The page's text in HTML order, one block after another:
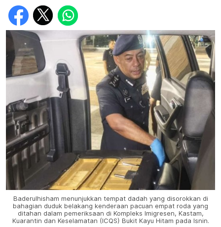
Baderulhisham menunjukkan tempat dadah yang disorokkan di
bahagian duduk belakang kenderaan pacuan empat roda yang
ditahan dalam pemeriksaan di Kompleks Imigresen, Kastam,
Kuarantin dan Keselamatan (ICQS) Bukit Kayu Hitam pada Isnin.